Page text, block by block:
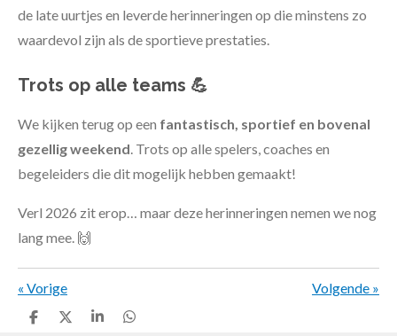
de late uurtjes en leverde herinneringen op die minstens zo
waardevol zijn als de sportieve prestaties.
Trots op alle teams 💪
We kijken terug op een fantastisch, sportief en bovenal
gezellig weekend. Trots op alle spelers, coaches en
begeleiders die dit mogelijk hebben gemaakt!
Verl 2026 zit erop… maar deze herinneringen nemen we nog
lang mee. 🙌
« Vorige Volgende »
D
D
S
D